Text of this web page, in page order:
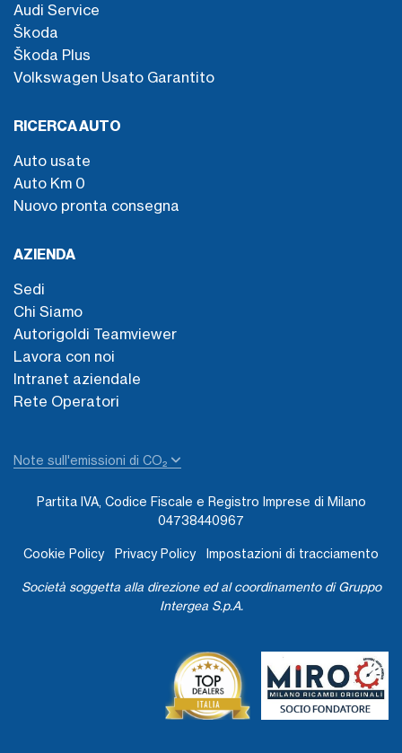
Audi Service
Škoda
Škoda Plus
Volkswagen Usato Garantito
RICERCA AUTO
Auto usate
Auto Km 0
Nuovo pronta consegna
AZIENDA
Sedi
Chi Siamo
Autorigoldi Teamviewer
Lavora con noi
Intranet aziendale
Rete Operatori
Note sull'emissioni di CO₂
Partita IVA, Codice Fiscale e Registro Imprese di Milano
04738440967
Cookie Policy Privacy Policy Impostazioni di tracciamento
Società soggetta alla direzione ed al coordinamento di Gruppo
Intergea S.p.A.